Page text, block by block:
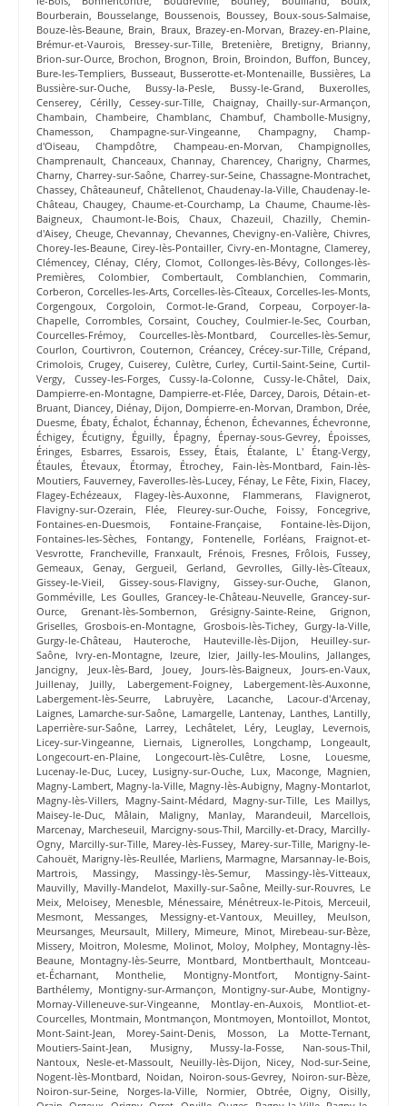
Bourberain, Bousselange, Boussenois, Boussey, Boux-sous-Salmaise,
Bouze-lès-Beaune, Brain, Braux, Brazey-en-Morvan, Brazey-en-Plaine,
Brémur-et-Vaurois, Bressey-sur-Tille, Bretenière, Bretigny, Brianny,
Brion-sur-Ource, Brochon, Brognon, Broin, Broindon, Buffon, Buncey,
Bure-les-Templiers, Busseaut, Busserotte-et-Montenaille, Bussières, La
Bussière-sur-Ouche, Bussy-la-Pesle, Bussy-le-Grand, Buxerolles,
Censerey, Cérilly, Cessey-sur-Tille, Chaignay, Chailly-sur-Armançon,
Chambain, Chambeire, Chamblanc, Chambuf, Chambolle-Musigny,
Chamesson,Champagne-sur-Vingeanne, Champagny,Champ-
d'Oiseau,Champdôtre, Champeau-en-Morvan,Champignolles,
Champrenault, Chanceaux,Channay, Charencey,Charigny,Charmes,
Charny, Charrey-sur-Saône, Charrey-sur-Seine, Chassagne-Montrachet,
Chassey,Châteauneuf, Châtellenot, Chaudenay-la-Ville, Chaudenay-le-
Château,Chaugey, Chaume-et-Courchamp, La Chaume,Chaume-lès-
Baigneux, Chaumont-le-Bois, Chaux, Chazeuil, Chazilly, Chemin-
d'Aisey, Cheuge,Chevannay, Chevannes,Chevigny-en-Valière,Chivres,
Chorey-les-Beaune, Cirey-lès-Pontailler, Civry-en-Montagne, Clamerey,
Clémencey,Clénay, Cléry,Clomot, Collonges-lès-Bévy,Collonges-lès-
Premières, Colombier, Combertault, Comblanchien, Commarin,
Corberon, Corcelles-les-Arts,Corcelles-lès-Cîteaux,Corcelles-les-Monts,
Corgengoux,Corgoloin, Cormot-le-Grand, Corpeau, Corpoyer-la-
Chapelle,Corrombles,Corsaint, Couchey, Coulmier-le-Sec,Courban,
Courcelles-Frémoy, Courcelles-lès-Montbard, Courcelles-lès-Semur,
Courlon,Courtivron,Couternon, Créancey, Crécey-sur-Tille,Crépand,
Crimolois, Crugey, Cuiserey, Culètre,Curley,Curtil-Saint-Seine,Curtil-
Vergy, Cussey-les-Forges, Cussy-la-Colonne, Cussy-le-Châtel, Daix,
Dampierre-en-Montagne, Dampierre-et-Flée, Darcey, Darois, Détain-et-
Bruant, Diancey, Diénay, Dijon, Dompierre-en-Morvan, Drambon, Drée,
Duesme, Ébaty, Échalot, Échannay, Échenon, Échevannes, Échevronne,
Échigey, Écutigny, Éguilly, Épagny, Épernay-sous-Gevrey, Époisses,
Éringes, Esbarres, Essarois, Essey, Étais, Étalante, L' Étang-Vergy,
Étaules, Étevaux, Étormay, Étrochey, Fain-lès-Montbard, Fain-lès-
Moutiers, Fauverney, Faverolles-lès-Lucey, Fénay, Le Fête, Fixin, Flacey,
Flagey-Echézeaux, Flagey-lès-Auxonne, Flammerans, Flavignerot,
Flavigny-sur-Ozerain, Flée, Fleurey-sur-Ouche, Foissy, Foncegrive,
Fontaines-en-Duesmois, Fontaine-Française, Fontaine-lès-Dijon,
Fontaines-les-Sèches, Fontangy, Fontenelle, Forléans, Fraignot-et-
Vesvrotte, Francheville, Franxault, Frénois, Fresnes, Frôlois, Fussey,
Gemeaux,Genay, Gergueil,Gerland, Gevrolles,Gilly-lès-Cîteaux,
Gissey-le-Vieil, Gissey-sous-Flavigny,Gissey-sur-Ouche,Glanon,
Gomméville, Les Goulles, Grancey-le-Château-Neuvelle, Grancey-sur-
Ource, Grenant-lès-Sombernon,Grésigny-Sainte-Reine,Grignon,
Griselles,Grosbois-en-Montagne, Grosbois-lès-Tichey,Gurgy-la-Ville,
Gurgy-le-Château, Hauteroche, Hauteville-lès-Dijon, Heuilley-sur-
Saône, Ivry-en-Montagne, Izeure, Izier, Jailly-les-Moulins, Jallanges,
Jancigny, Jeux-lès-Bard, Jouey, Jours-lès-Baigneux, Jours-en-Vaux,
Juillenay, Juilly, Labergement-Foigney, Labergement-lès-Auxonne,
Labergement-lès-Seurre, Labruyère, Lacanche, Lacour-d'Arcenay,
Laignes, Lamarche-sur-Saône, Lamargelle, Lantenay, Lanthes, Lantilly,
Laperrière-sur-Saône, Larrey, Lechâtelet, Léry, Leuglay, Levernois,
Licey-sur-Vingeanne, Liernais, Lignerolles, Longchamp, Longeault,
Longecourt-en-Plaine, Longecourt-lès-Culêtre, Losne, Louesme,
Lucenay-le-Duc, Lucey, Lusigny-sur-Ouche, Lux, Maconge, Magnien,
Magny-Lambert, Magny-la-Ville, Magny-lès-Aubigny, Magny-Montarlot,
Magny-lès-Villers, Magny-Saint-Médard, Magny-sur-Tille, Les Maillys,
Maisey-le-Duc, Mâlain, Maligny, Manlay, Marandeuil, Marcellois,
Marcenay, Marcheseuil, Marcigny-sous-Thil, Marcilly-et-Dracy, Marcilly-
Ogny, Marcilly-sur-Tille, Marey-lès-Fussey, Marey-sur-Tille, Marigny-le-
Cahouët, Marigny-lès-Reullée, Marliens, Marmagne, Marsannay-le-Bois,
Martrois, Massingy, Massingy-lès-Semur, Massingy-lès-Vitteaux,
Mauvilly, Mavilly-Mandelot, Maxilly-sur-Saône, Meilly-sur-Rouvres, Le
Meix, Meloisey, Menesble, Ménessaire, Ménétreux-le-Pitois, Merceuil,
Mesmont, Messanges, Messigny-et-Vantoux, Meuilley, Meulson,
Meursanges, Meursault, Millery, Mimeure, Minot, Mirebeau-sur-Bèze,
Missery, Moitron, Molesme, Molinot, Moloy, Molphey, Montagny-lès-
Beaune, Montagny-lès-Seurre, Montbard, Montberthault, Montceau-
et-Écharnant, Monthelie, Montigny-Montfort, Montigny-Saint-
Barthélemy, Montigny-sur-Armançon, Montigny-sur-Aube, Montigny-
Mornay-Villeneuve-sur-Vingeanne, Montlay-en-Auxois, Montliot-et-
Courcelles, Montmain, Montmançon, Montmoyen, Montoillot, Montot,
Mont-Saint-Jean, Morey-Saint-Denis, Mosson, La Motte-Ternant,
Moutiers-Saint-Jean, Musigny, Mussy-la-Fosse, Nan-sous-Thil,
Nantoux, Nesle-et-Massoult, Neuilly-lès-Dijon, Nicey, Nod-sur-Seine,
Nogent-lès-Montbard, Noidan, Noiron-sous-Gevrey, Noiron-sur-Bèze,
Noiron-sur-Seine, Norges-la-Ville, Normier, Obtrée, Oigny,Oisilly,